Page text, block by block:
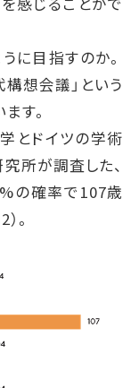
に目指すのか。
想会議」という
す。
とドイツの学術
所が調査した、
の確率で107歳
。